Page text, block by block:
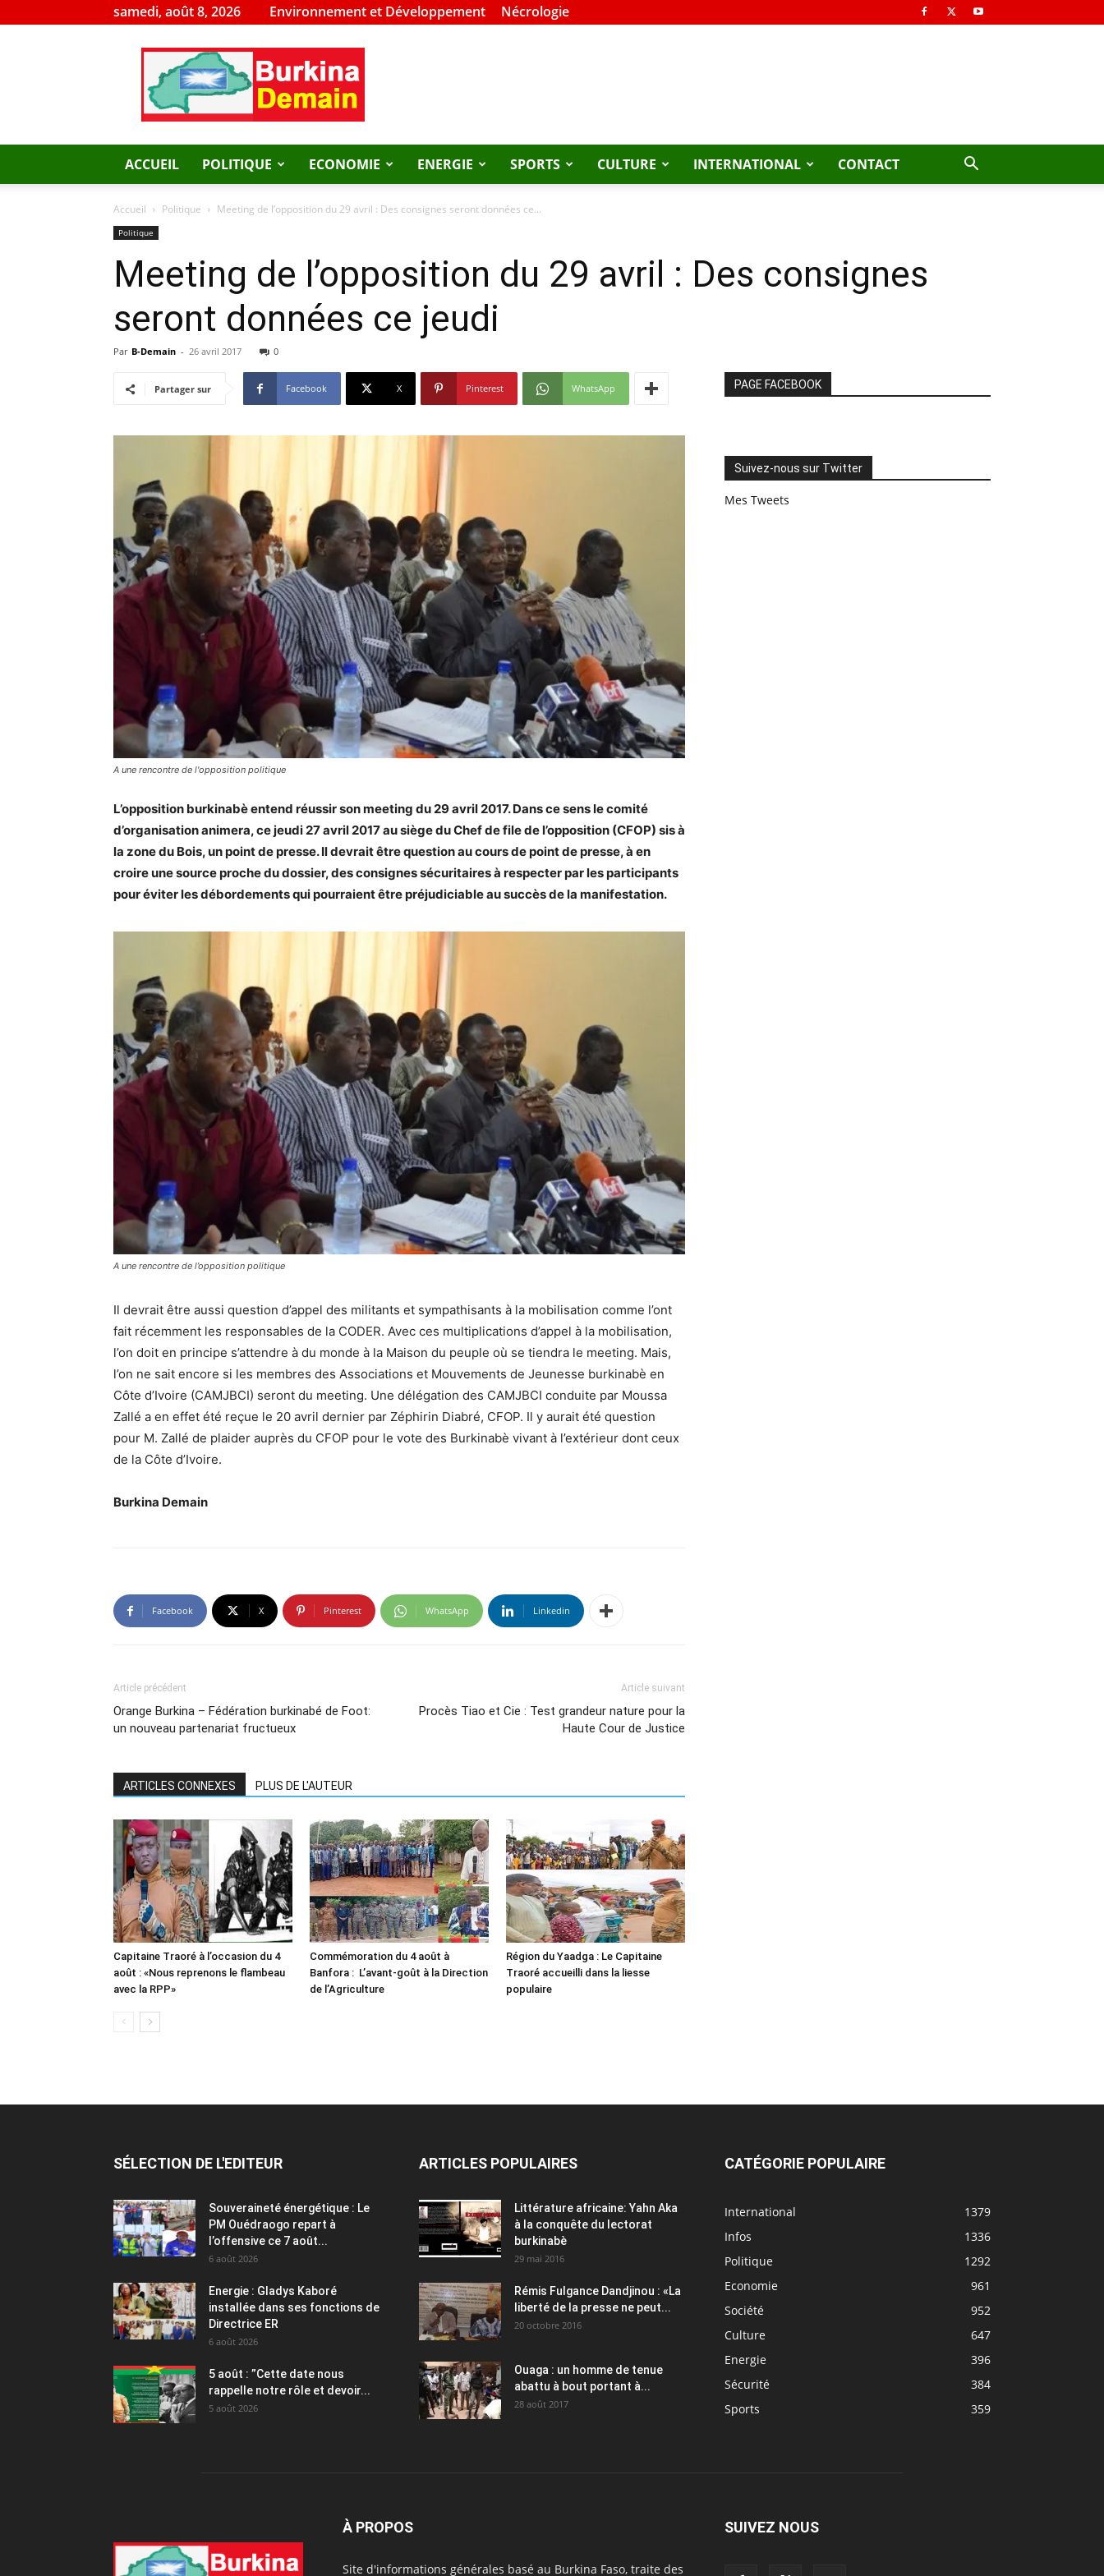
samedi, août 8, 2026 Environnement et Développement Nécrologie
Burkina
Demain
ACCUEIL POLITIQUE ECONOMIE ENERGIE SPORTS CULTURE INTERNATIONAL CONTACT
Accueil Politique Meeting de l’opposition du 29 avril : Des consignes seront données ce...
Politique
Meeting de l’opposition du 29 avril : Des consignes
seront données ce jeudi
Par B-Demain - 26 avril 2017 0
Partager sur Facebook X Pinterest WhatsApp
A une rencontre de l'opposition politique
L’opposition burkinabè entend réussir son meeting du 29 avril 2017. Dans ce sens le comité
d’organisation animera, ce jeudi 27 avril 2017 au siège du Chef de file de l’opposition (CFOP) sis à
la zone du Bois, un point de presse. Il devrait être question au cours de point de presse, à en
croire une source proche du dossier, des consignes sécuritaires à respecter par les participants
pour éviter les débordements qui pourraient être préjudiciable au succès de la manifestation.
A une rencontre de l’opposition politique
Il devrait être aussi question d’appel des militants et sympathisants à la mobilisation comme l’ont
fait récemment les responsables de la CODER. Avec ces multiplications d’appel à la mobilisation,
l’on doit en principe s’attendre à du monde à la Maison du peuple où se tiendra le meeting. Mais,
l’on ne sait encore si les membres des Associations et Mouvements de Jeunesse burkinabè en
Côte d’Ivoire (CAMJBCI) seront du meeting. Une délégation des CAMJBCI conduite par Moussa
Zallé a en effet été reçue le 20 avril dernier par Zéphirin Diabré, CFOP. Il y aurait été question
pour M. Zallé de plaider auprès du CFOP pour le vote des Burkinabè vivant à l’extérieur dont ceux
de la Côte d’Ivoire.
Burkina Demain
Facebook X Pinterest WhatsApp Linkedin
Article précédent
Orange Burkina – Fédération burkinabé de Foot:
un nouveau partenariat fructueux
Article suivant
Procès Tiao et Cie : Test grandeur nature pour la
Haute Cour de Justice
ARTICLES CONNEXES PLUS DE L'AUTEUR
Capitaine Traoré à l’occasion du 4
août : «Nous reprenons le flambeau
avec la RPP»
Commémoration du 4 août à
Banfora : L’avant-goût à la Direction
de l’Agriculture
Région du Yaadga : Le Capitaine
Traoré accueilli dans la liesse
populaire
PAGE FACEBOOK
Suivez-nous sur Twitter
Mes Tweets
SÉLECTION DE L'EDITEUR
Souveraineté énergétique : Le
PM Ouédraogo repart à
l’offensive ce 7 août...
6 août 2026
Energie : Gladys Kaboré
installée dans ses fonctions de
Directrice ER
6 août 2026
5 août : ”Cette date nous
rappelle notre rôle et devoir...
5 août 2026
ARTICLES POPULAIRES
Littérature africaine: Yahn Aka
à la conquête du lectorat
burkinabè
29 mai 2016
Rémis Fulgance Dandjinou : «La
liberté de la presse ne peut...
20 octobre 2016
Ouaga : un homme de tenue
abattu à bout portant à...
28 août 2017
CATÉGORIE POPULAIRE
International
1379
Infos
1336
Politique
1292
Economie
961
Société
952
Culture
647
Energie
396
Sécurité
384
Sports
359
À PROPOS
Site d'informations générales basé au Burkina Faso, traite des
SUIVEZ NOUS